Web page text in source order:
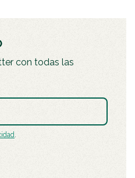
con todas las
.